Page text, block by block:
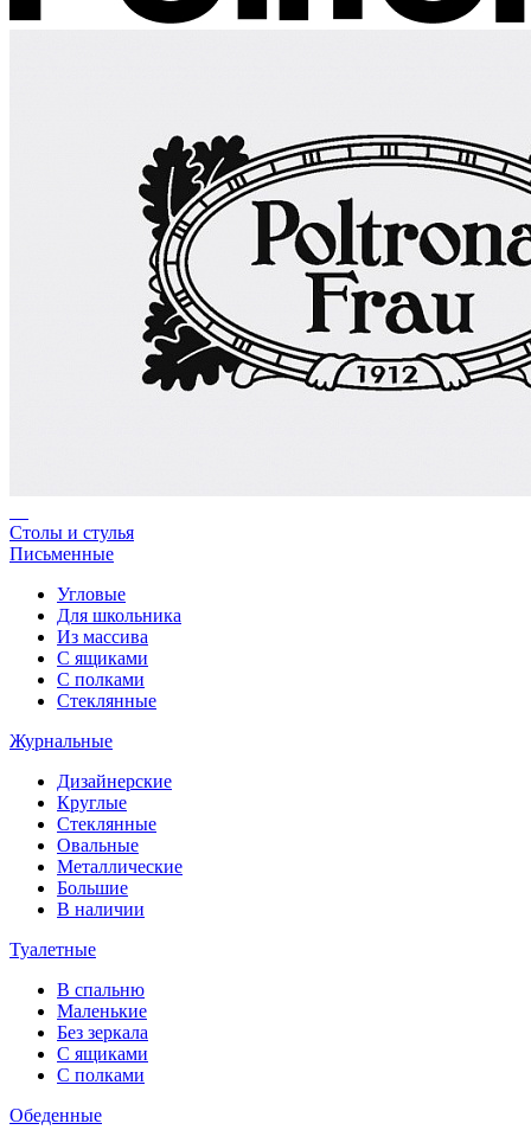
Столы и стулья
Письменные
Угловые
Для школьника
Из массива
С ящиками
С полками
Стеклянные
Журнальные
Дизайнерские
Круглые
Стеклянные
Овальные
Металлические
Большие
В наличии
Туалетные
В спальню
Маленькие
Без зеркала
С ящиками
С полками
Обеденные